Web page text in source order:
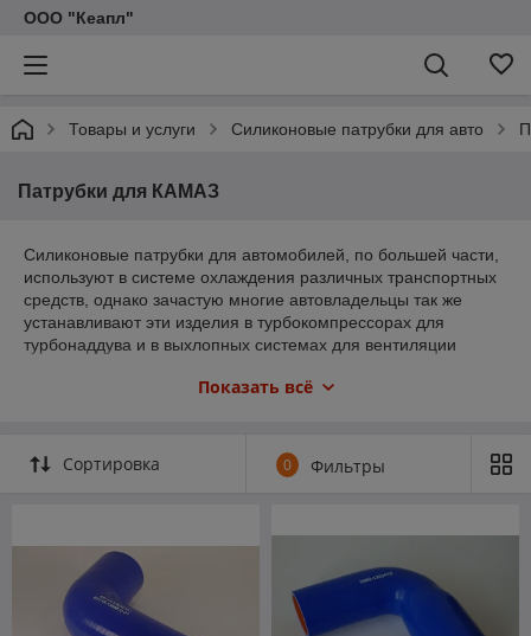
ООО "Кеапл"
Товары и услуги Силиконовые патрубки для авто
Патрубки для КАМАЗ
Силиконовые патрубки для автомобилей, по большей части,
используют в системе охлаждения различных транспортных
средств, однако зачастую многие автовладельцы так же
устанавливают эти изделия в турбокомпрессорах для
турбонаддува и в выхлопных системах для вентиляции
патрубков, если во всех машинах по умолчанию
патрубки относятся к категории резинотехнических изделий,
характеристики силиконовых патрубков, как раз за счет
наличия в составе силикона, существенно превышают
качественные значения резиновых патрубков по большому
количеству эксплуатационных параметров.
Показать всё
Сортировка 0 Фильтры